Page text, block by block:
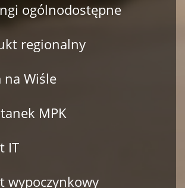
ogólnodostępne
regionalny
na Wiśle
MPK
IT
wypoczynkowy